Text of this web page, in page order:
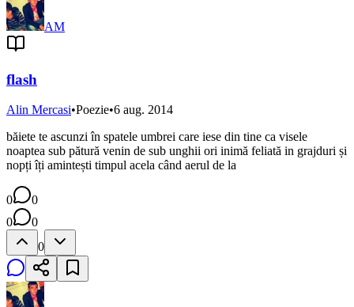
AM
flash
Alin Mercasi•Poezie•6 aug. 2014
băiete te ascunzi în spatele umbrei care iese din tine ca visele
noaptea sub pătură venin de sub unghii ori inimă feliată in grajduri și
nopți îți amintești timpul acela când aerul de la
0
0
0
0
0